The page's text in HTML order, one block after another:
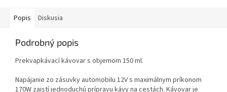
Popis Diskusia
Podrobný popis
Prekvapkávací kávovar s objemom 150 ml.
Napájanie zo zásuvky automobilu 12V s maximálnym príkonom
170W zaistí jednoduchú prípravu kávy na cestách. Kávovar je